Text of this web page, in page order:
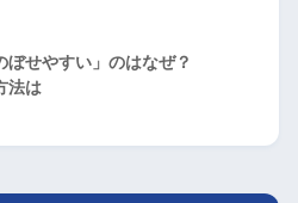
のぼせやすい」のはなぜ？
法は